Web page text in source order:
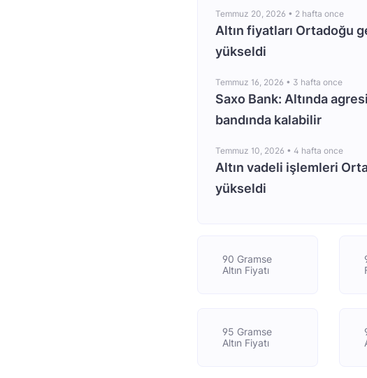
Temmuz 20, 2026 • 2 hafta once
Altın fiyatları Ortadoğu
yükseldi
Temmuz 16, 2026 • 3 hafta once
Saxo Bank: Altında
bandında kalabilir
Temmuz 10, 2026 •4 hafta once
Altın vadeli işlemleri
yükseldi
90 Gramse
Altın Fiyatı
95 Gramse
Altın Fiyatı